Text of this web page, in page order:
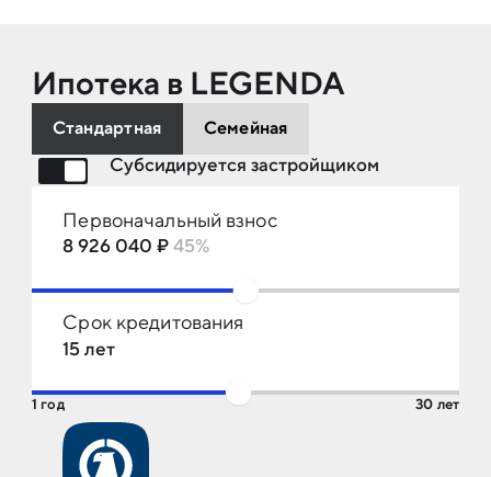
Ипотека в LEGENDA
Стандартная Семейная
Субсидируется застройщиком
8 926 040 ₽45%
Первоначальный взнос
15 лет
Срок кредитования
1 год 30 лет